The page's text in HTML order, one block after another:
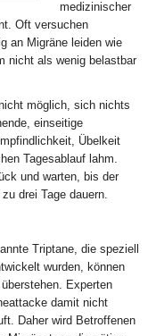
medizinischer
Oft versuchen
an Migräne leiden wie
nicht als wenig belastbar
möglich, sich nichts
einseitige
Übelkeit
Tagesablauf lahm.
und warten, bis der
drei Tage dauern.
Triptane, die speziell
wurden, können
Experten
damit nicht
Daher wird Betroffenen